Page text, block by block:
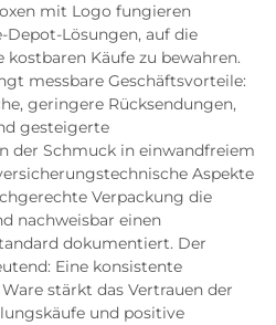
mit Logo fungieren
Depot-Lösungen, auf die
Käufe zu bewahren.
messbare Geschäftsvorteile:
geringere Rücksendungen,
gesteigerte
der Schmuck in einwandfreiem
Aspekte
Verpackung die
nachweisbar einen
dokumentiert. Der
Eine konsistente
stärkt das Vertrauen der
und positive